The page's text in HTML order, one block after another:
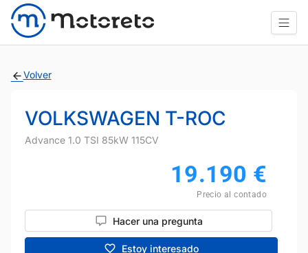
Volver
VOLKSWAGEN T-ROC
Advance 1.0 TSI 85kW 115CV
19.190 €
Precio al contado
Hacer una pregunta
Estoy interesado